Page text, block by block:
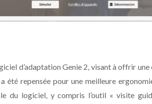
d’adaptation Genie 2, visant à offrir
été repensée pour une meilleure
du logiciel, y compris l’outil « visite